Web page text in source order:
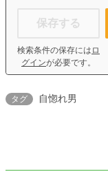
保存する
検索条件の保存には ロ
グインが必要です。
タグ 自惚れ男